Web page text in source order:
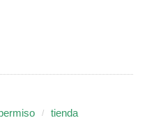
tienda